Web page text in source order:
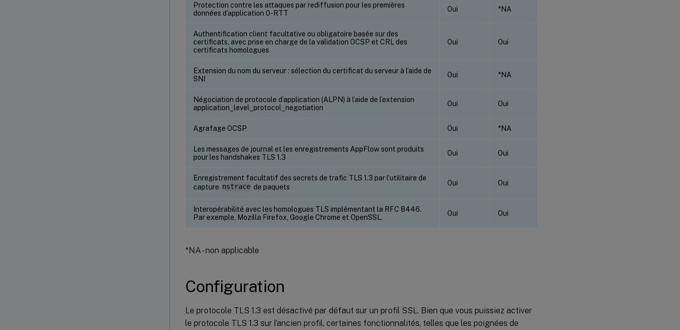
Protection contre les attaques par rediffusion pour les premières
données d’application 0-RTT
Oui *NA
Authentification client facultative ou obligatoire basée sur des
certificats, avec prise en charge de la validation OCSP et CRL des
certificats homologues
Oui Oui
Extension du nom du serveur : sélection du certificat du serveur à l’aide de
SNI
Oui *NA
Négociation de protocole d’application (ALPN) à l’aide de l’extension
application_level_protocol_negotiation
Oui Oui
Agrafage OCSP Oui *NA
Les messages de journal et les enregistrements AppFlow sont produits
pour les handshakes TLS 1.3
Oui Oui
Enregistrement facultatif des secrets de trafic TLS 1.3 par l’utilitaire de
capture nstrace de paquets Oui Oui
Interopérabilité avec les homologues TLS implémentant la RFC 8446.
Par exemple, Mozilla Firefox, Google Chrome et OpenSSL.
Oui Oui
*NA - non applicable
Configuration
Le protocole TLS 1.3 est désactivé par défaut sur un profil SSL. Bien que vous puissiez activer
le protocole TLS 1.3 sur l’ancien profil, certaines fonctionnalités, telles que les poignées de